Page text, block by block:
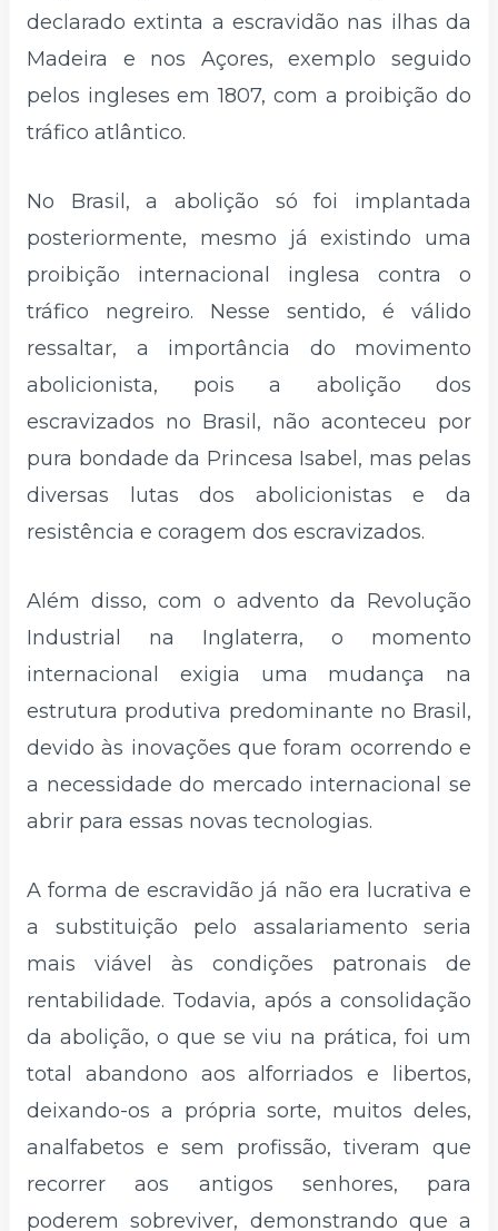
declarado extinta a escravidão nas ilhas da
Madeira e nos Açores, exemplo seguido
pelos ingleses em 1807, com a proibição do
tráfico atlântico.
No Brasil, a abolição só foi implantada
posteriormente, mesmo já existindo uma
proibição internacional inglesa contra o
tráfico negreiro. Nesse sentido, é válido
ressaltar, a importância do movimento
abolicionista, pois a abolição dos
escravizados no Brasil, não aconteceu por
pura bondade da Princesa Isabel, mas pelas
diversas lutas dos abolicionistas e da
resistência e coragem dos escravizados.
Além disso, com o advento da Revolução
Industrial na Inglaterra, o momento
internacional exigia uma mudança na
estrutura produtiva predominante no Brasil,
devido às inovações que foram ocorrendo e
a necessidade do mercado internacional se
abrir para essas novas tecnologias.
A forma de escravidão já não era lucrativa e
a substituição pelo assalariamento seria
mais viável às condições patronais de
rentabilidade. Todavia, após a consolidação
da abolição, o que se viu na prática, foi um
total abandono aos alforriados e libertos,
deixando-os a própria sorte, muitos deles,
analfabetos e sem profissão, tiveram que
recorrer aos antigos senhores, para
poderem sobreviver, demonstrando que a